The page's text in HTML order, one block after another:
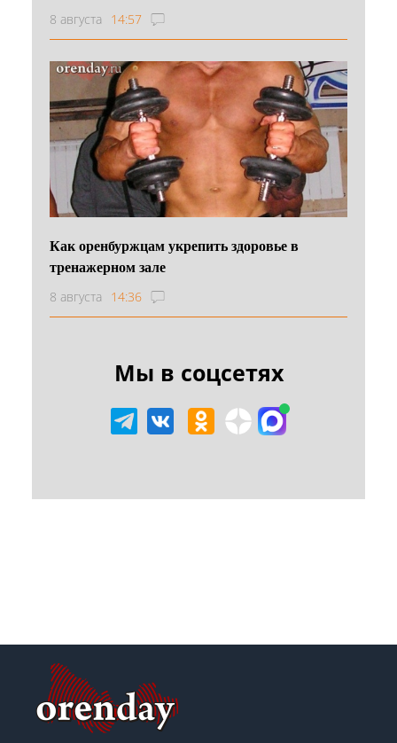
8 августа 14:57
Как оренбуржцам укрепить здоровье в
тренажерном зале
8 августа 14:36
Мы в соцсетях